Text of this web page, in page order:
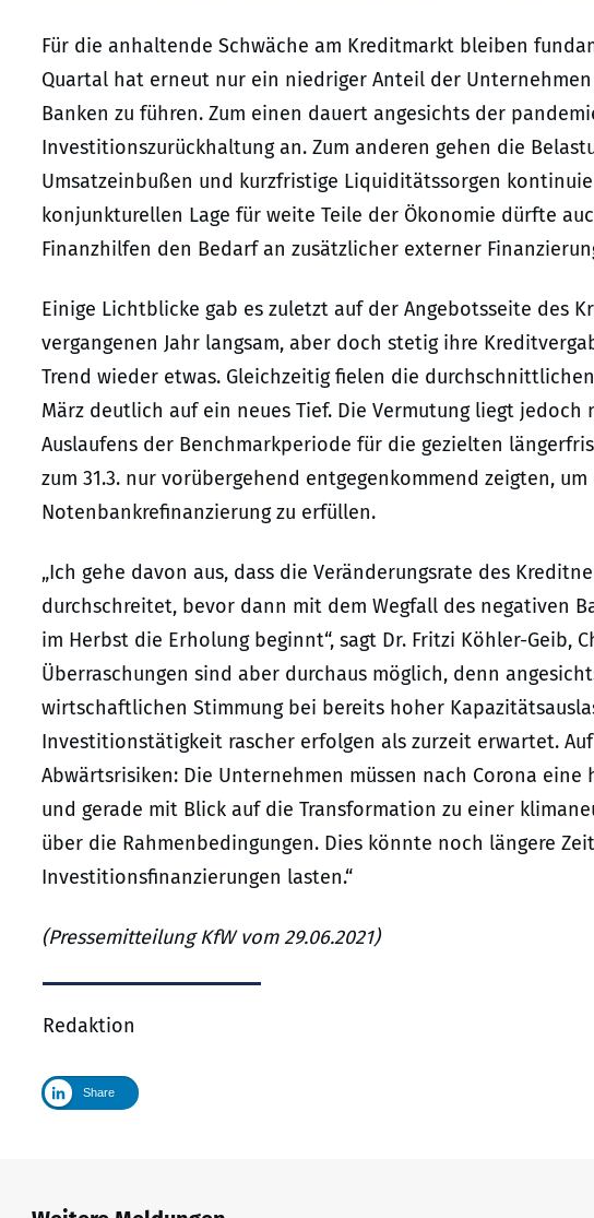
Für die anhaltende Schwäche am Kreditmarkt bleiben
Quartal hat erneut nur ein niedriger Anteil der
Banken zu führen. Zum einen dauert angesichts der
Investitionszurückhaltung an. Zum anderen gehen die
Umsatzeinbußen und kurzfristige Liquiditätssorgen
konjunkturellen Lage für weite Teile der Ökonomie dürfte
Finanzhilfen den Bedarf an zusätzlicher externer
Einige Lichtblicke gab es zuletzt auf der Angebotsseite des
vergangenen Jahr langsam, aber doch stetig ihre
Trend wieder etwas. Gleichzeitig fielen die
März deutlich auf ein neues Tief. Die Vermutung liegt jedoch
Auslaufens der Benchmarkperiode für die gezielten
zum 31.3. nur vorübergehend entgegenkommend zeigten,
Notenbankrefinanzierung zu erfüllen.
„Ich gehe davon aus, dass die Veränderungsrate des
durchschreitet, bevor dann mit dem Wegfall des negativen
im Herbst die Erholung beginnt“, sagt Dr. Fritzi Köhler-Geib,
Überraschungen sind aber durchaus möglich, denn
wirtschaftlichen Stimmung bei bereits hoher
Investitionstätigkeit rascher erfolgen als zurzeit erwartet.
Abwärtsrisiken: Die Unternehmen müssen nach Corona
und gerade mit Blick auf die Transformation zu einer
über die Rahmenbedingungen. Dies könnte noch längere
Investitionsfinanzierungen lasten.“
(Pressemitteilung KfW vom 29.06.2021)
Redaktion
Share